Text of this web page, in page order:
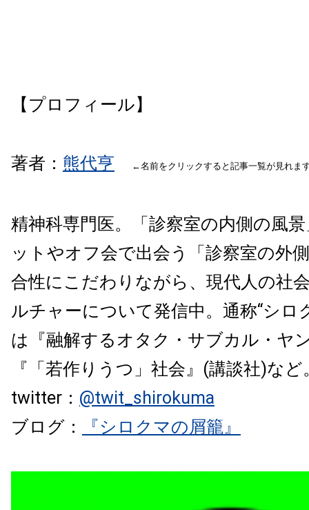
【プロフィール】
著者： 熊代亨 ←名前をクリックすると記事一覧が見れま
精神科専門医。「診察室の内側の風
ットやオフ会で出会う「診察室の外
合性にこだわりながら、 現代人の社
ルチャーについて発信中。通称“シロ
は『融解するオタク・サブカル・ヤ
『「若作りうつ」社会』(講談社)など
twitter： @twit_shirokuma
ブログ：
『シロクマの屑籠』